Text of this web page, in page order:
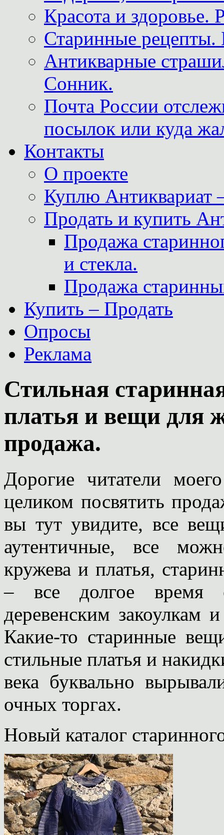
Красота и здоровье.
Старинные рецепты.
Антикварные
Сонник.
Почта России
посылок или куда
Контакты
О проекте
Куплю Антиквариат
Продать и купить
Продажа
и стекла.
Продажа
Купить – Продать
Опросы
Реклама
Стильная
платья и вещи для
продажа.
Дорогие читатели
целиком посвятить
вы тут увидите, все
аутентичные, все
кружева и платья,
– все долгое время
деревенским закоулкам
Какие-то старинные
стильные платья и
века буквально
очных торгах.
Новый каталог